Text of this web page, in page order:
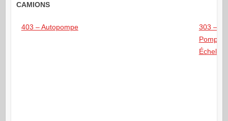
CAMIONS
403 – Autopompe
303 –
Pompe-
Échelle